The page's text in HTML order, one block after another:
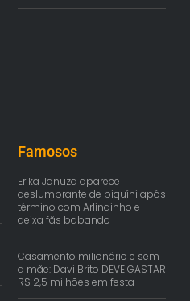
Famosos
Erika Januza aparece
deslumbrante de biquíni após
término com Arlindinho e
deixa fãs babando
Casamento milionário e sem
a mãe: Davi Brito DEVE GASTAR
R$ 2,5 milhões em festa